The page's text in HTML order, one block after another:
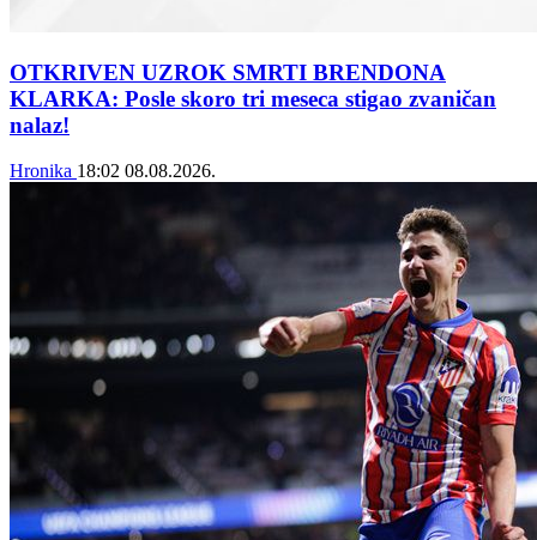
OTKRIVEN UZROK SMRTI BRENDONA
KLARKA: Posle skoro tri meseca stigao zvaničan
nalaz!
Hronika 18:02 08.08.2026.